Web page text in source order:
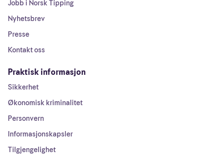
Jobb i Norsk Tipping
Nyhetsbrev
Presse
Kontakt oss
Praktisk informasjon
Sikkerhet
Økonomisk kriminalitet
Personvern
Informasjonskapsler
Tilgjengelighet